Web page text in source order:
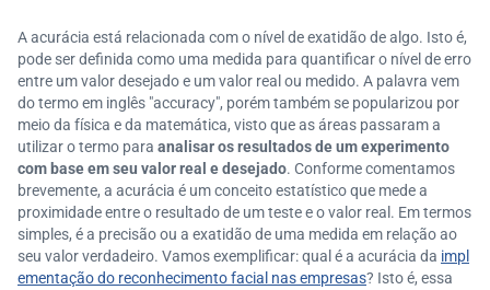
A acurácia está relacionada com o nível de exatidão de algo. Isto é,
pode ser definida como uma medida para quantificar o nível de erro
entre um valor desejado e um valor real ou medido. A palavra vem
do termo em inglês "accuracy", porém também se popularizou por
meio da física e da matemática, visto que as áreas passaram a
utilizar o termo para analisar os resultados de um experimento
com base em seu valor real e desejado. Conforme comentamos
brevemente, a acurácia é um conceito estatístico que mede a
proximidade entre o resultado de um teste e o valor real. Em termos
simples, é a precisão ou a exatidão de uma medida em relação ao
seu valor verdadeiro. Vamos exemplificar: qual é a acurácia da impl
ementação do reconhecimento facial nas empresas? Isto é, essa